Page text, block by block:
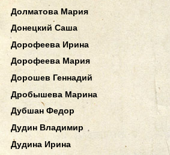
Долматова Мария
Донецкий Саша
Дорофеева Ирина
Дорофеева Мария
Дорошев Геннадий
Дробышева Марина
Дубшан Федор
Дудин Владимир
Дудина Ирина